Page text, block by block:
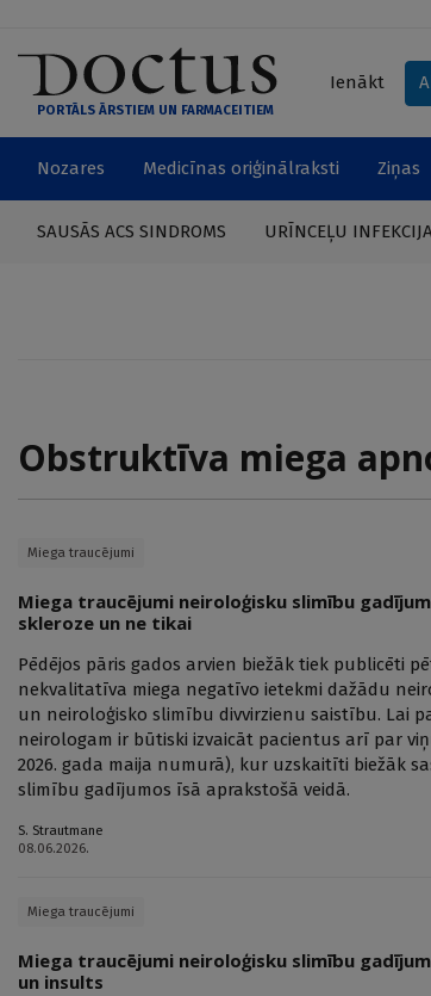
PORTĀLS ĀRSTIEM UN FARMACEITIEM
Ienākt
Nozares Medicīnas oriģinālraksti Ziņas
SAUSĀS ACS SINDROMS URĪNCEĻU
Obstruktīva miega
Miega traucējumi
Miega traucējumi neiroloģisku slimību
skleroze un ne tikai
Pēdējos pāris gados arvien biežāk tiek publicēti
nekvalitatīva miega negatīvo ietekmi dažādu
un neiroloģisko slimību divvirzienu saistību. Lai
neirologam ir būtiski izvaicāt pacientus arī par
2026. gada maija numurā), kur uzskaitīti biežāk
slimību gadījumos īsā aprakstošā veidā.
S. Strautmane
08.06.2026.
Miega traucējumi
Miega traucējumi neiroloģisku slimību
un insults